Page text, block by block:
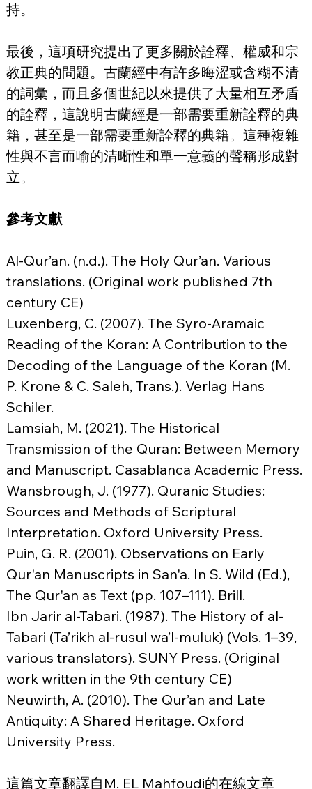
持。
最後，這項研究提出了更多關於詮釋、權威和宗
教正典的問題。古蘭經中有許多晦涩或含糊不清
的詞彙，而且多個世紀以來提供了大量相互矛盾
的詮釋，這說明古蘭經是一部需要重新詮釋的典
籍，甚至是一部需要重新詮釋的典籍。這種複雜
性與不言而喻的清晰性和單一意義的聲稱形成對
立。
參考文獻
Al-Qur’an. (n.d.). The Holy Qur’an. Various
translations. (Original work published 7th
century CE)
Luxenberg, C. (2007). The Syro-Aramaic
Reading of the Koran: A Contribution to the
Decoding of the Language of the Koran (M.
P. Krone & C. Saleh, Trans.). Verlag Hans
Schiler.
Lamsiah, M. (2021). The Historical
Transmission of the Quran: Between Memory
and Manuscript. Casablanca Academic Press.
Wansbrough, J. (1977). Quranic Studies:
Sources and Methods of Scriptural
Interpretation. Oxford University Press.
Puin, G. R. (2001). Observations on Early
Qur'an Manuscripts in San'a. In S. Wild (Ed.),
The Qur'an as Text (pp. 107–111). Brill.
Ibn Jarir al-Tabari. (1987). The History of al-
Tabari (Ta’rikh al-rusul wa’l-muluk) (Vols. 1–39,
various translators). SUNY Press. (Original
work written in the 9th century CE)
Neuwirth, A. (2010). The Qur’an and Late
Antiquity: A Shared Heritage. Oxford
University Press.
這篇文章翻譯自M. EL Mahfoudi的在線文章